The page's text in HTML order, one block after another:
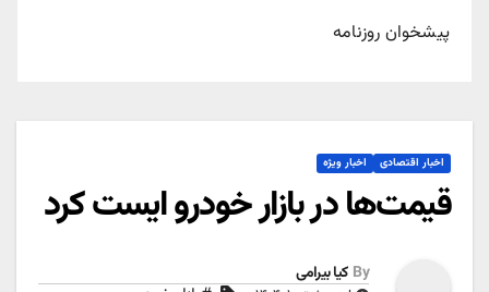
پیشخوان روزنامه
اخبار اقتصادی اخبار ویژه
قیمت‌ها در بازار خودرو ایست کرد
By کیا بیرامی